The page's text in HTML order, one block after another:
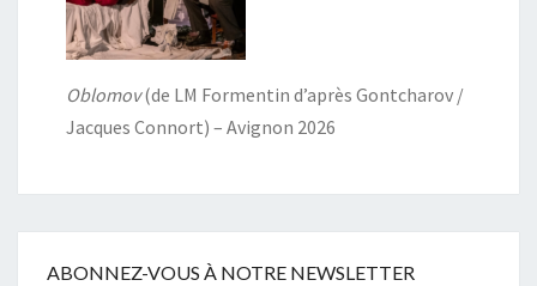
Oblomov(de LM Formentin d’après Gontcharov /
Jacques Connort) – Avignon 2026
ABONNEZ-VOUS À NOTRE NEWSLETTER